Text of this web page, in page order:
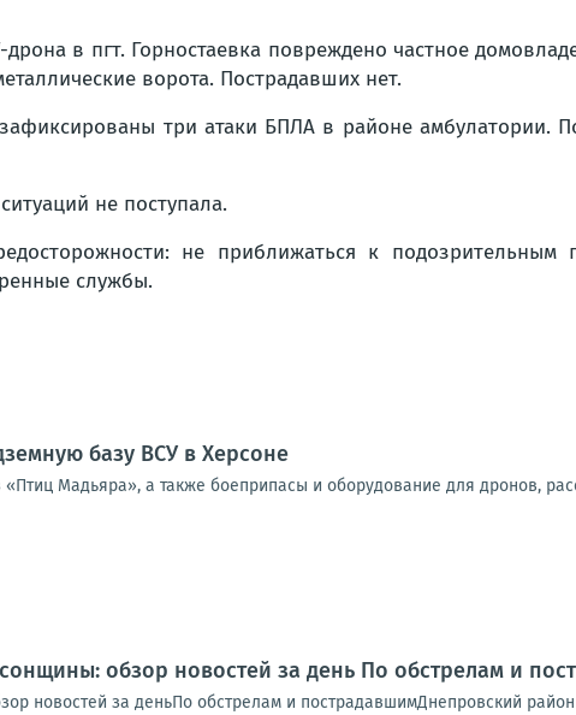
дрона в пгт. Горностаевка повреждено частное
ворота. Пострадавших нет.
три атаки БПЛА в районе амбулатории.
не поступала.
не приближаться к подозрительным
службы.
базу ВСУ в Херсоне
Мадьяра», а также боеприпасы и оборудование для дронов,
обзор новостей за день По обстрелам и
новостей за деньПо обстрелам и пострадавшимДнепровский